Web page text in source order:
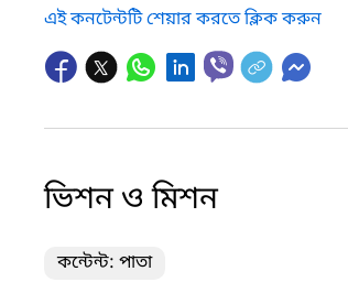
এই কনটেন্টটি শেয়ার করতে ক্লিক করুন
ভিশন ও মিশন
কন্টেন্ট: পাতা